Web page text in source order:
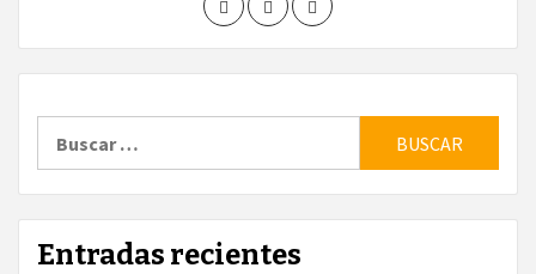
Entradas recientes